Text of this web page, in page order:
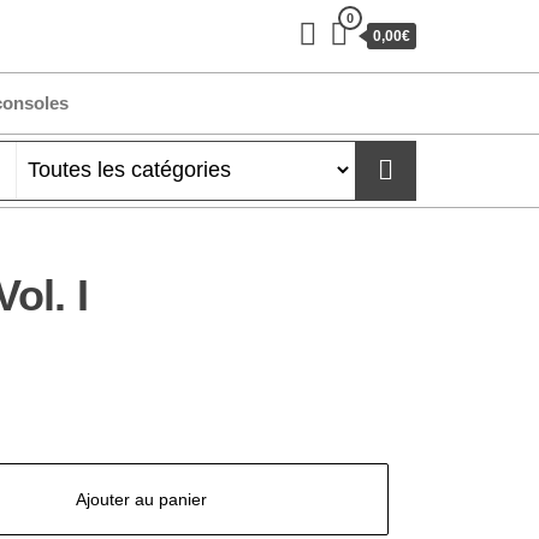
0
0,00€
I
Ajouter au panier